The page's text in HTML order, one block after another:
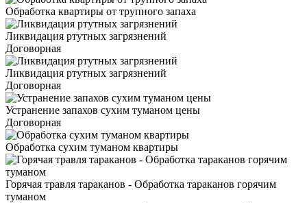
Обработка квартиры от трупного запаха
Ликвидация ртутных загрязнений
Договорная
Ликвидация ртутных загрязнений
Договорная
Устранение запахов сухим туманом цены
Договорная
Обработка сухим туманом квартиры
Горячая травля тараканов - Обработка тараканов горячим
туманом